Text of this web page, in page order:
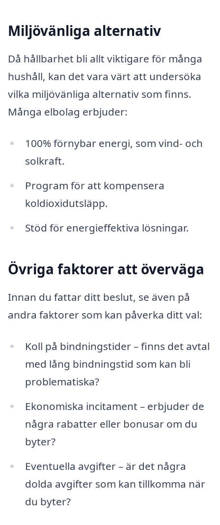
Miljövänliga alternativ
Då hållbarhet bli allt viktigare för många
hushåll, kan det vara värt att undersöka
vilka miljövänliga alternativ som finns.
Många elbolag erbjuder:
100% förnybar energi, som vind- och
solkraft.
Program för att kompensera
koldioxidutsläpp.
Stöd för energieffektiva lösningar.
Övriga faktorer att överväga
Innan du fattar ditt beslut, se även på
andra faktorer som kan påverka ditt val:
Koll på bindningstider – finns det avtal
med lång bindningstid som kan bli
problematiska?
Ekonomiska incitament – erbjuder de
några rabatter eller bonusar om du
byter?
Eventuella avgifter – är det några
dolda avgifter som kan tillkomma när
du byter?